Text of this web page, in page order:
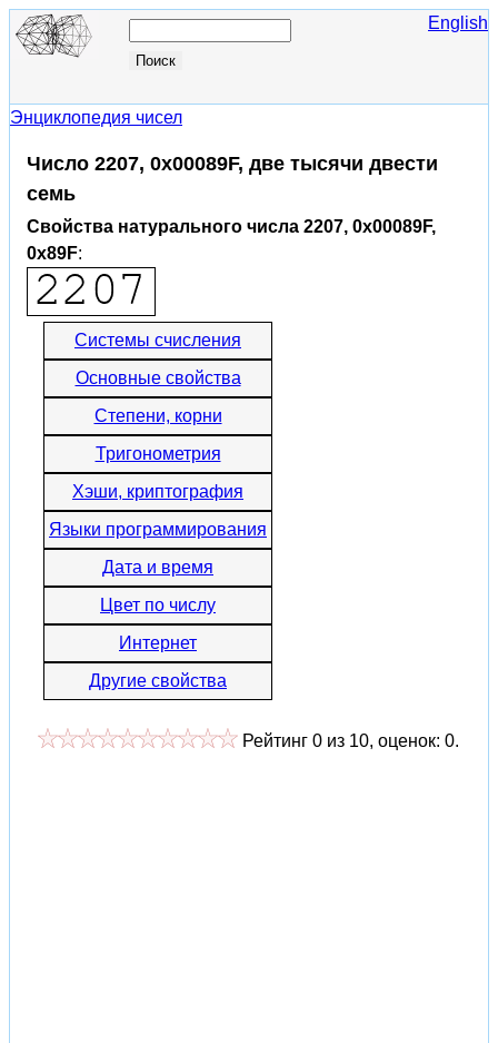
English
Энциклопедия чисел
Число 2207, 0x00089F, две тысячи двести
семь
Свойства натурального числа 2207, 0x00089F,
0x89F:
Системы счисления
Основные свойства
Степени, корни
Тригонометрия
Хэши, криптография
Языки программирования
Дата и время
Цвет по числу
Интернет
Другие свойства
Рейтинг 0 из 10, оценок: 0.